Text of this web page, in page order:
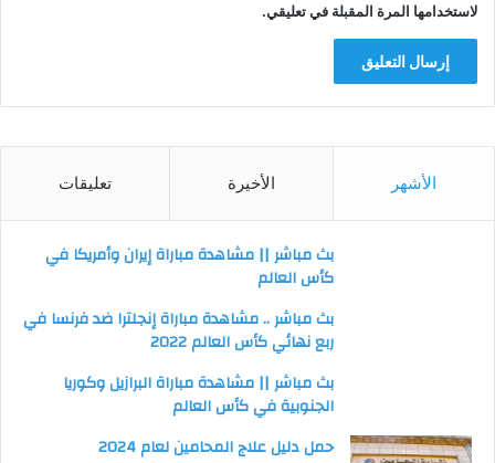
لاستخدامها المرة المقبلة في تعليقي.
الأشهر الأخيرة تعليقات
بث مباشر || مشاهدة مباراة إيران وأمريكا في
كأس العالم
بث مباشر .. مشاهدة مباراة إنجلترا ضد فرنسا في
ربع نهائي كأس العالم 2022
بث مباشر || مشاهدة مباراة البرازيل وكوريا
الجنوبية في كأس العالم
حمل دليل علاج المحامين لعام 2024